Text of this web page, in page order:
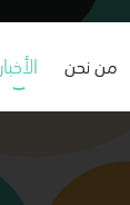
من نحن الأخبار